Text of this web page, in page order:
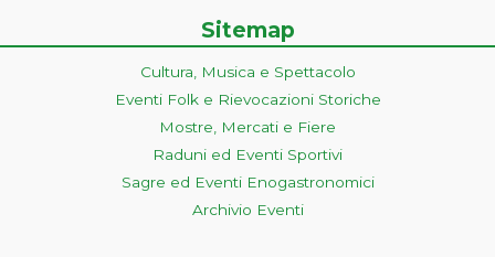
Sitemap
Cultura, Musica e Spettacolo
Eventi Folk e Rievocazioni Storiche
Mostre, Mercati e Fiere
Raduni ed Eventi Sportivi
Sagre ed Eventi Enogastronomici
Archivio Eventi